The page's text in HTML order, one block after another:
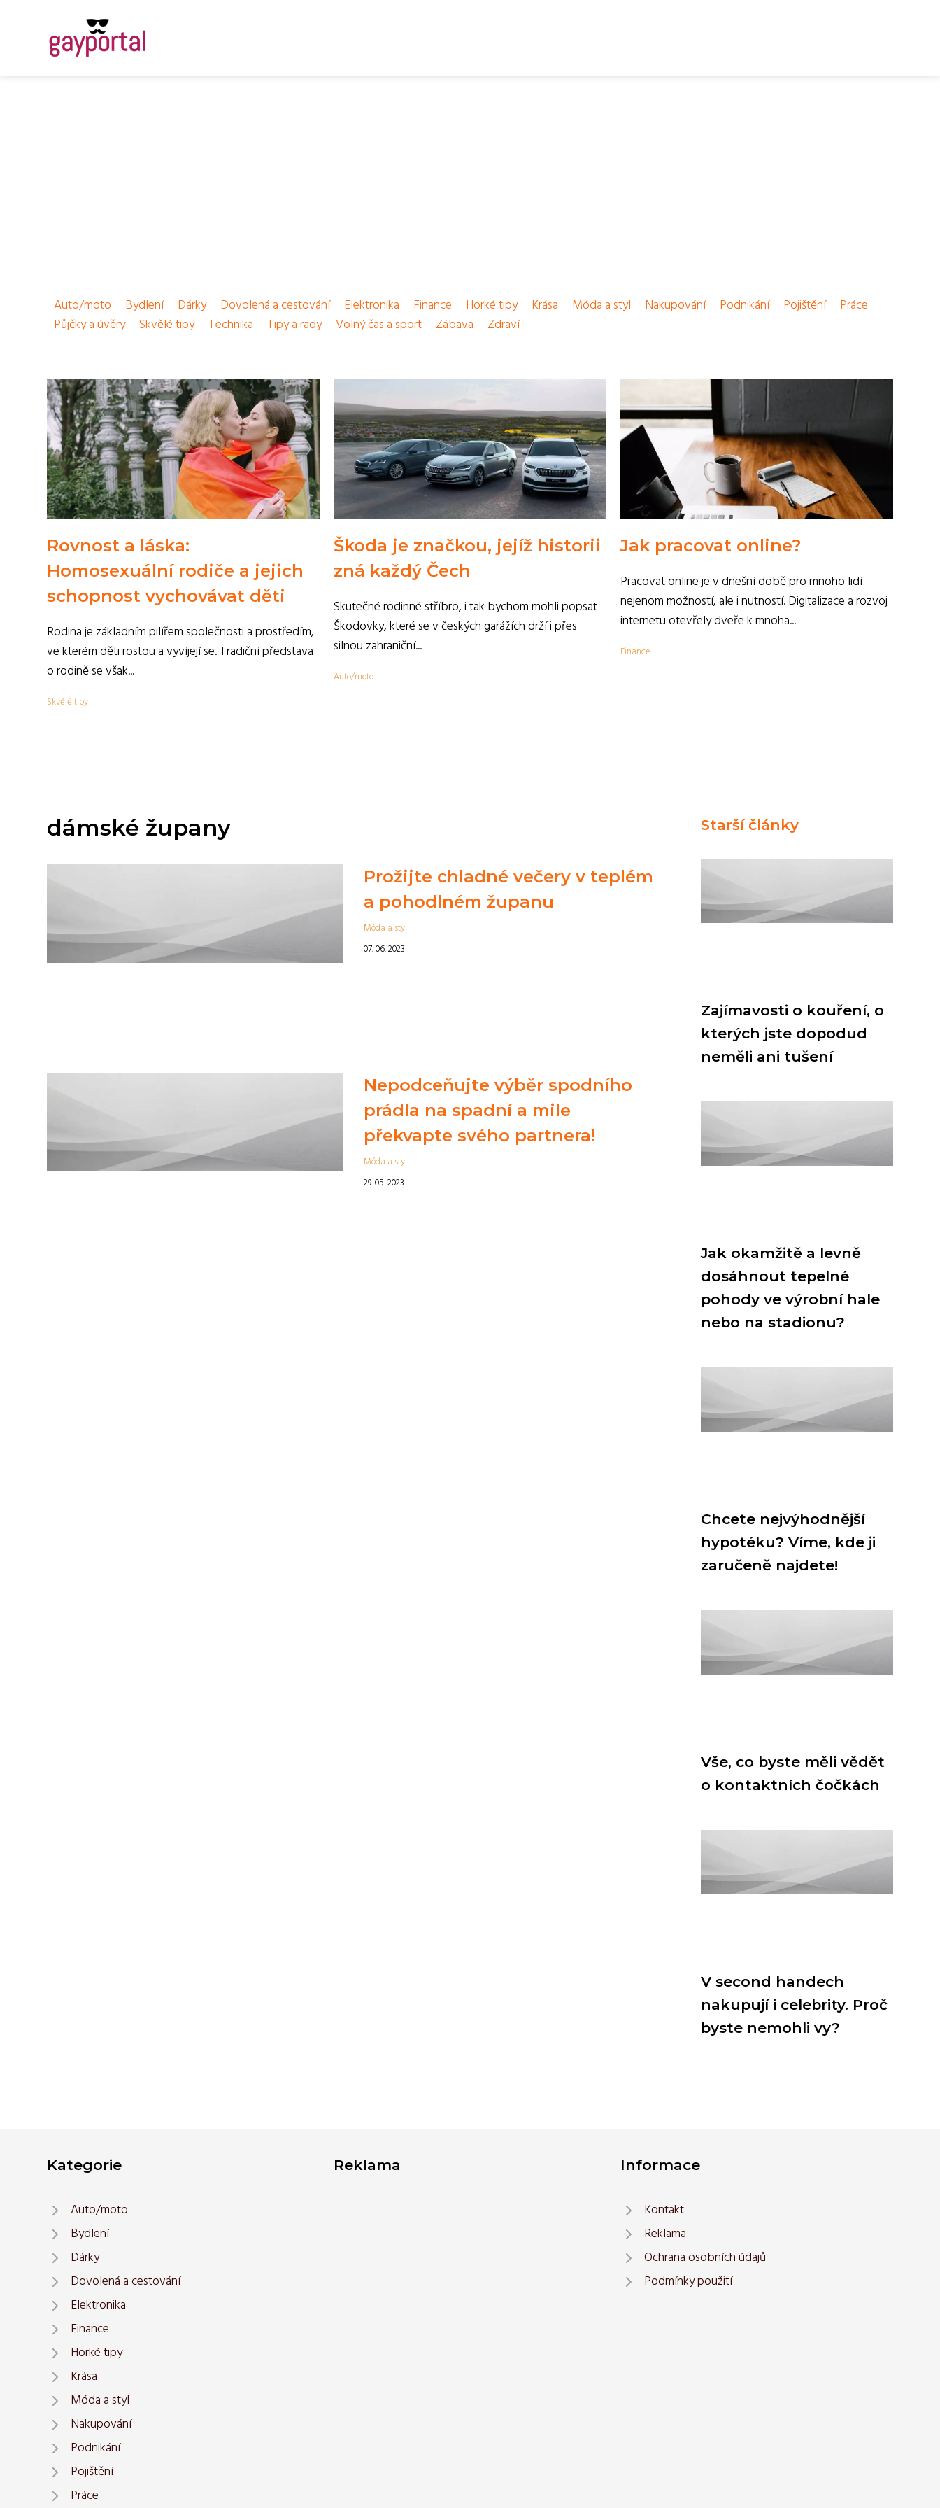
Auto/moto Bydlení Dárky Dovolená a cestování Elektronika Finance Horké tipy Krása Móda a styl Nakupování Podnikání Pojištění
Práce
Půjčky a úvěry
Skvělé tipy Technika Tipy a rady Volný čas a sport Zábava Zdraví
Rovnost a láska:
Homosexuální rodiče a jejich
schopnost vychovávat děti
Rodina je základním pilířem společnosti a prostředím,
ve kterém děti rostou a vyvíjejí se. Tradiční představa
o rodině se však...
Skvělé tipy
Škoda je značkou, jejíž historii
zná každý Čech
Skutečné rodinné stříbro, i tak bychom mohli popsat
Škodovky, které se v českých garážích drží i přes
silnou zahraniční...
Auto/moto
Jak pracovat online?
Pracovat online je v dnešní době pro mnoho lidí
nejenom možností, ale i nutností. Digitalizace a rozvoj
internetu otevřely dveře k mnoha...
Finance
dámské župany
Prožijte chladné večery v teplém
a pohodlném županu
Móda a styl
07. 06. 2023
Nepodceňujte výběr spodního
prádla na spadní a mile
překvapte svého partnera!
Móda a styl
29. 05. 2023
Starší články
Zajímavosti o kouření, o
kterých jste dopodud
neměli ani tušení
Jak okamžitě a levně
dosáhnout tepelné
pohody ve výrobní hale
nebo na stadionu?
Chcete nejvýhodnější
hypotéku? Víme, kde ji
zaručeně najdete!
Vše, co byste měli vědět
o kontaktních čočkách
V second handech
nakupují i celebrity. Proč
byste nemohli vy?
Kategorie
Auto/moto
Bydlení
Dárky
Dovolená a cestování
Elektronika
Finance
Horké tipy
Krása
Móda a styl
Nakupování
Podnikání
Pojištění
Práce
Reklama Informace
Kontakt
Reklama
Ochrana osobních údajů
Podmínky použití